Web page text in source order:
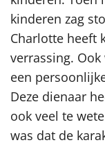
kinderen zag
Charlotte heeft
verrassing.
een
Deze dienaar
ook veel te
was dat de